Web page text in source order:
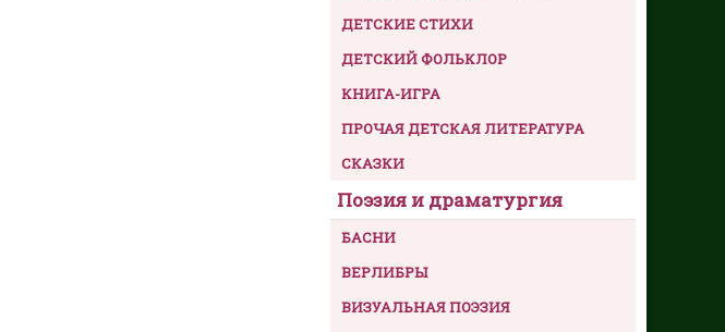
ДЕТСКИЕ СТИХИ
ДЕТСКИЙ ФОЛЬКЛОР
КНИГА-ИГРА
ПРОЧАЯ ДЕТСКАЯ ЛИТЕРАТУРА
СКАЗКИ
Поэзия и драматургия
БАСНИ
ВЕРЛИБРЫ
ВИЗУАЛЬНАЯ ПОЭЗИЯ